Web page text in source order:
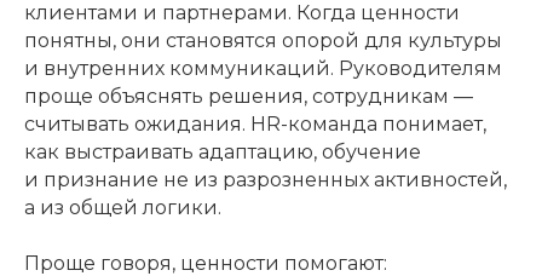
клиентами и партнерами. Когда ценности
понятны, они становятся опорой для культуры
и внутренних коммуникаций. Руководителям
проще объяснять решения, сотрудникам —
считывать ожидания. HR-команда понимает,
как выстраивать адаптацию, обучение
и признание не из разрозненных активностей,
а из общей логики.
Проще говоря, ценности помогают: